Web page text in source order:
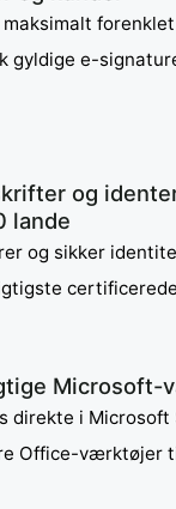
gyldige e-
og
lande
og sikker
Microsoft-
direkte i Microsoft
Office-værktøjer